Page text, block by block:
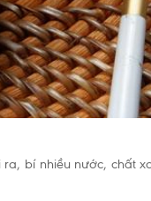
bí nhiều nước, chất